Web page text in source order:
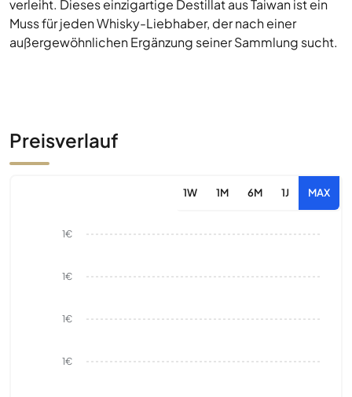
verleiht. Dieses einzigartige Destillat aus Taiwan ist ein
Muss für jeden Whisky-Liebhaber, der nach einer
außergewöhnlichen Ergänzung seiner Sammlung sucht.
Preisverlauf
1W 1M 6M 1J MAX
1€
1€
1€
1€